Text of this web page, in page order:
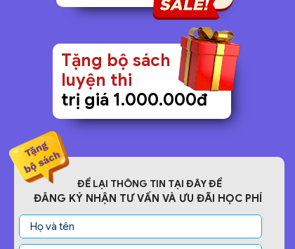
ĐỂ LẠI THÔNG TIN TẠI ĐÂY ĐỂ
ĐĂNG KÝ NHẬN TƯ VẤN VÀ ƯU ĐÃI HỌC PHÍ
Tặng bộ sách
luyện thi
trị giá 1.000.000đ